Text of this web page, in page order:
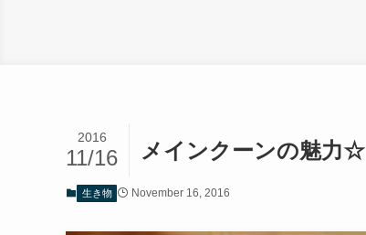
メインクーンの魅力☆
2016
11/16
生き物 November 16, 2016